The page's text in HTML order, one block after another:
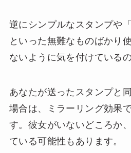
逆にシンプルなスタンプや
といった無難なものばかり
ないように気を付けている
あなたが送ったスタンプと
場合は、ミラーリング効果
す。彼女がいないどころか
ている可能性もあります。